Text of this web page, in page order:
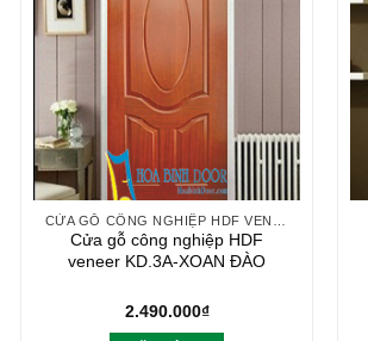
Cửa gỗ công nghiệp HDF
veneer KD.3A-XOAN ĐÀO
2.490.000₫